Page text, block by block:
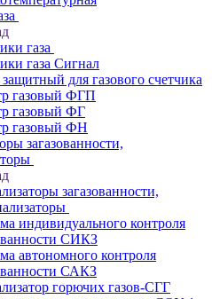
газа
газа Сигнал
для газового счетчика
газовый ФГП
газовый ФГ
газовый ФН
загазованности,
загазованности,
индивидуального контроля
СИКЗ
автономного контроля
САКЗ
горючих газов-СГГ